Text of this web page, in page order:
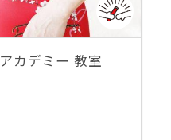
カデミー 教室